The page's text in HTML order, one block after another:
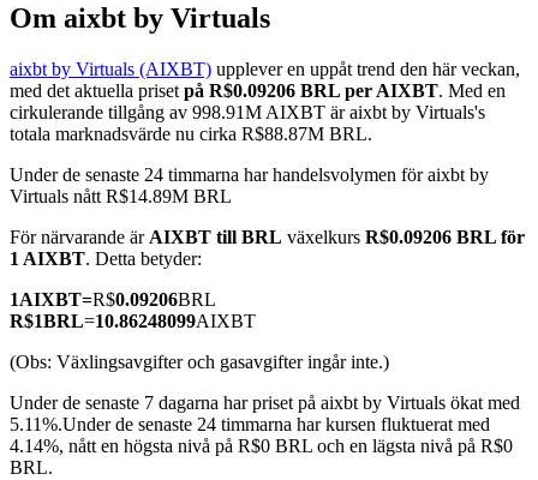
COIN-M Futures
Futures för kryptovaluta
TradFi
Derivat för aktier, valuta, ädelmetaller och råvaror
Om aixbt by Virtuals
aixbt by Virtuals (AIXBT) upplever en uppåt trend den här veckan,
med det aktuella priset på R$0.09206 BRL per AIXBT. Med en
cirkulerande tillgång av 998.91M AIXBT är aixbt by Virtuals's
totala marknadsvärde nu cirka R$88.87M BRL.
Under de senaste 24 timmarna har handelsvolymen för aixbt by
Virtuals nått R$14.89M BRL
För närvarande är AIXBT till BRL växelkurs R$0.09206 BRL för
1 AIXBT. Detta betyder:
1AIXBT=R$0.09206BRL
R$1BRL=10.86248099AIXBT
(Obs: Växlingsavgifter och gasavgifter ingår inte.)
Under de senaste 7 dagarna har priset på aixbt by Virtuals ökat med
5.11%.Under de senaste 24 timmarna har kursen fluktuerat med
4.14%, nått en högsta nivå på R$0 BRL och en lägsta nivå på R$0
BRL.